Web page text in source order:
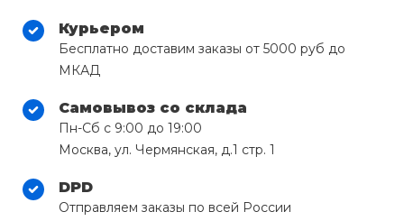
Курьером
Бесплатно доставим заказы от 5000 руб до
МКАД
Самовывоз со склада
Пн-Сб с 9:00 до 19:00
Москва, ул. Чермянская, д.1 стр. 1
DPD
Отправляем заказы по всей России